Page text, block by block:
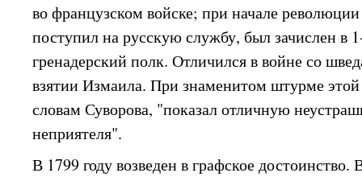
во французском войске; при начале
поступил на русскую службу, был зачислен в
гренадерский полк. Отличился в войне со
взятии Измаила. При знаменитом штурме
словам Суворова, "показал отличную
неприятеля".
В 1799 году возведен в графское достоинство.